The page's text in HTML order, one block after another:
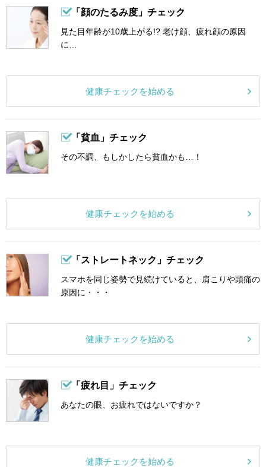
「顔のたるみ度」チェック
見た目年齢が10歳上がる!? 老け顔、疲れ顔の原因
に…
健康チェックを始める
「貧血」チェック
その不調、もしかしたら貧血かも…！
健康チェックを始める
「ストレートネック」チェック
スマホを同じ姿勢で見続けていると、肩こりや頭痛の
原因に・・・
健康チェックを始める
「疲れ目」チェック
あなたの眼、お疲れではないですか？
健康チェックを始める